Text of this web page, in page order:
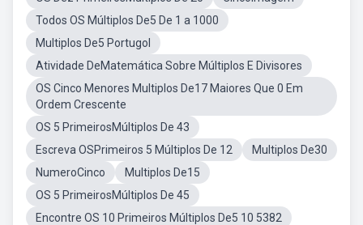
Todos OS Múltiplos De5 De 1 a 1000
Multiplos De5 Portugol
Atividade DeMatemática Sobre Múltiplos E Divisores
OS Cinco Menores Multiplos De17 Maiores Que 0 Em
Ordem Crescente
OS 5 PrimeirosMúltiplos De 43
Escreva OSPrimeiros 5 Múltiplos De 12
Multiplos De30
NumeroCinco
Multiplos De15
OS 5 PrimeirosMúltiplos De 45
Encontre OS 10 Primeiros Múltiplos De5 10 5382